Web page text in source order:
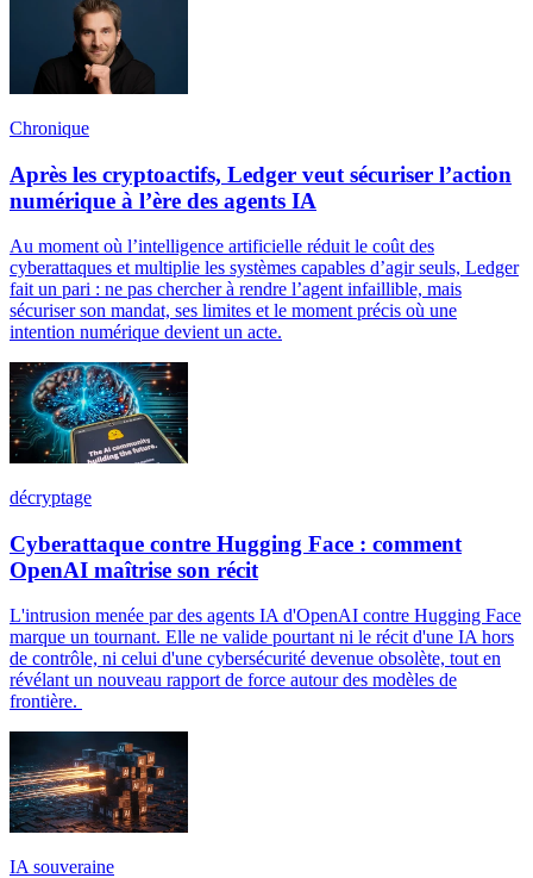
Chronique
Après les cryptoactifs, Ledger veut sécuriser l’action
numérique à l’ère des agents IA
Au moment où l’intelligence artificielle réduit le coût des
cyberattaques et multiplie les systèmes capables d’agir seuls, Ledger
fait un pari : ne pas chercher à rendre l’agent infaillible, mais
sécuriser son mandat, ses limites et le moment précis où une
intention numérique devient un acte.
décryptage
Cyberattaque contre Hugging Face : comment
OpenAI maîtrise son récit
L'intrusion menée par des agents IA d'OpenAI contre Hugging Face
marque un tournant. Elle ne valide pourtant ni le récit d'une IA hors
de contrôle, ni celui d'une cybersécurité devenue obsolète, tout en
révélant un nouveau rapport de force autour des modèles de
frontière.
IA souveraine